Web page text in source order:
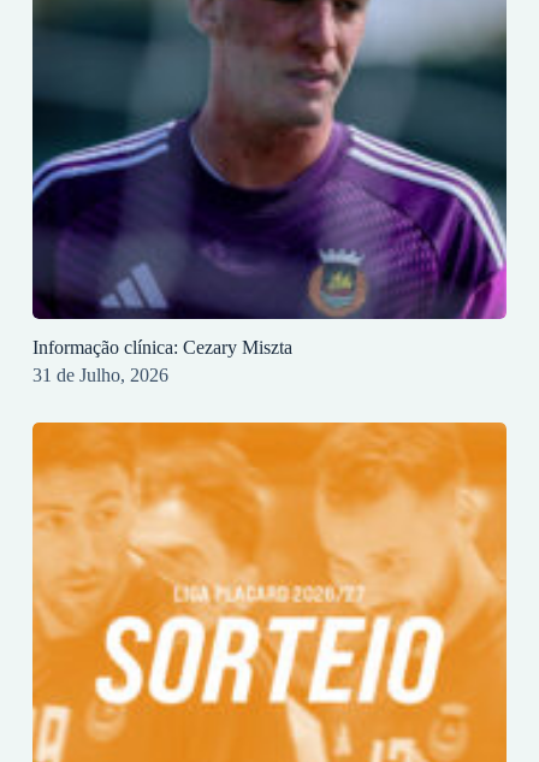
Informação clínica: Cezary Miszta
31 de Julho, 2026